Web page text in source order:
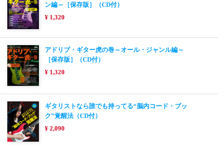
ン編～［保存版］（CD付）
¥ 1,320
アドリブ・ギター虎の巻～オール・ジャンル編～
［保存版］（CD付）
¥ 1,320
ギタリストなら誰でも持ってる“脳内コード・ブッ
ク”覚醒法（CD付）
¥ 2,090